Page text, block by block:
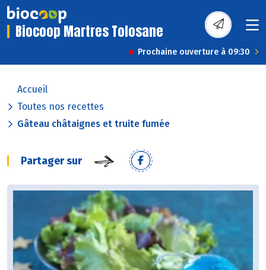
Biocoop Martres Tolosane
Prochaine ouverture à 09:30
Accueil
Toutes nos recettes
Gâteau châtaignes et truite fumée
Partager sur